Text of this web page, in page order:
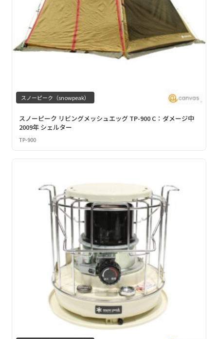
スノーピーク（snowpeak）
スノーピーク リビングメッシュエッグ TP-900 C：ダメージ中
2009年 シェルター
TP-900